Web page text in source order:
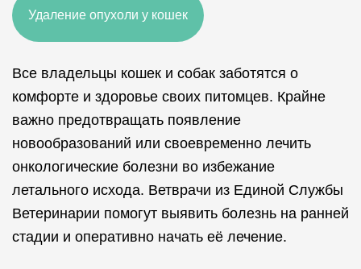
Удаление опухоли у кошек
Все владельцы кошек и собак заботятся о
комфорте и здоровье своих питомцев. Крайне
важно предотвращать появление
новообразований или своевременно лечить
онкологические болезни во избежание
летального исхода. Ветврачи из Единой Службы
Ветеринарии помогут выявить болезнь на ранней
стадии и оперативно начать её лечение.